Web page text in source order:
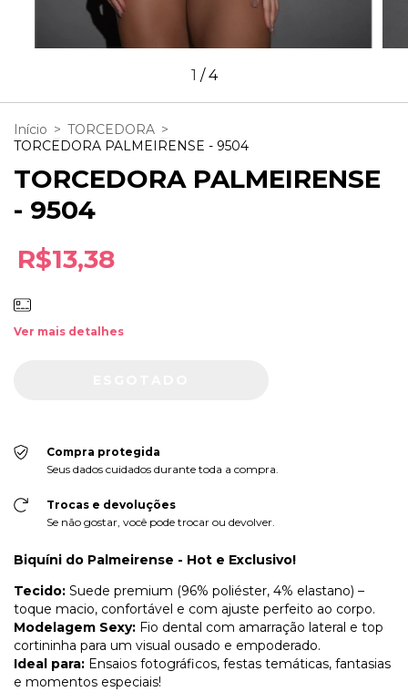
1 /4
Início > TORCEDORA >
TORCEDORA PALMEIRENSE - 9504
TORCEDORA PALMEIRENSE
- 9504
R$13,38
Ver mais detalhes
Compra protegida
Seus dados cuidados durante toda a compra.
Trocas e devoluções
Se não gostar, você pode trocar ou devolver.
Biquíni do Palmeirense - Hot e Exclusivo!
Tecido: Suede premium (96% poliéster, 4% elastano) –
toque macio, confortável e com ajuste perfeito ao corpo.
Modelagem Sexy: Fio dental com amarração lateral e top
cortininha para um visual ousado e empoderado.
Ideal para: Ensaios fotográficos, festas temáticas, fantasias
e momentos especiais!